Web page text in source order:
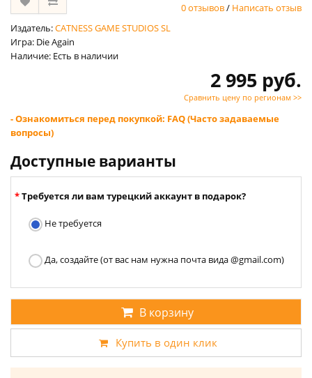
0 отзывов/ Написать отзыв
Издатель:CATNESS GAME STUDIOS SL
Игра: Die Again
Наличие: Есть в наличии
2 995 руб.
Сравнить цену по регионам >>
- Ознакомиться перед покупкой: FAQ (Часто задаваемые
вопросы)
Доступные варианты
Требуется ли вам турецкий аккаунт в подарок?
Не требуется
Да, создайте (от вас нам нужна почта вида @gmail.com)
В корзину
Купить в один клик